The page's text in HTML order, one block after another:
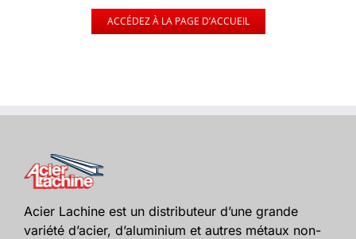
ACCÉDEZ À LA PAGE D’ACCUEIL
Acier Lachine est un distributeur d’une grande
variété d’acier, d’aluminium et autres métaux non-